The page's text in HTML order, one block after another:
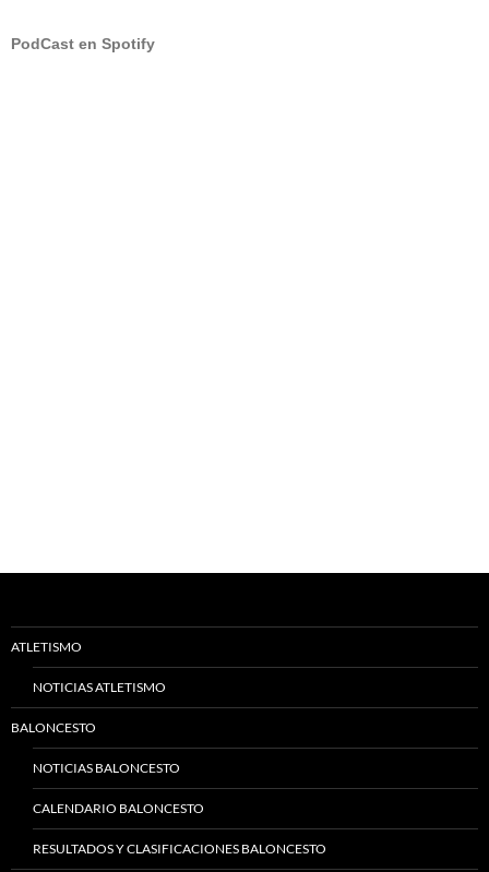
PodCast en Spotify
ATLETISMO
NOTICIAS ATLETISMO
BALONCESTO
NOTICIAS BALONCESTO
CALENDARIO BALONCESTO
RESULTADOS Y CLASIFICACIONES BALONCESTO